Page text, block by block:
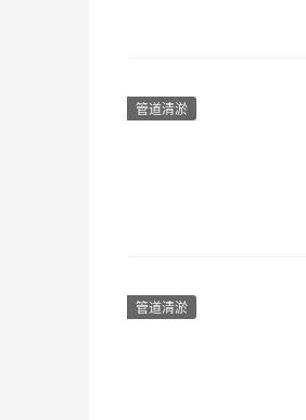
管道清淤
管道清淤